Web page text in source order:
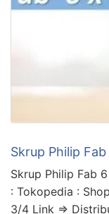
Skrup Philip
Skrup Philip Fab
: Tokopedia :
3/4 Link =>